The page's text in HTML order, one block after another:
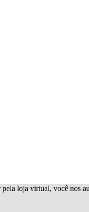
loja virtual, você nos